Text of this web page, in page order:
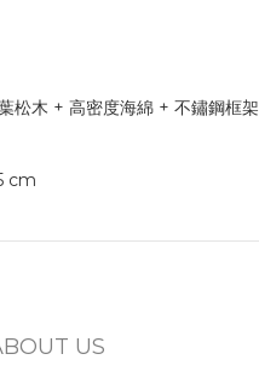
松木 + 高密度海綿 + 不鏽鋼框架
cm
US